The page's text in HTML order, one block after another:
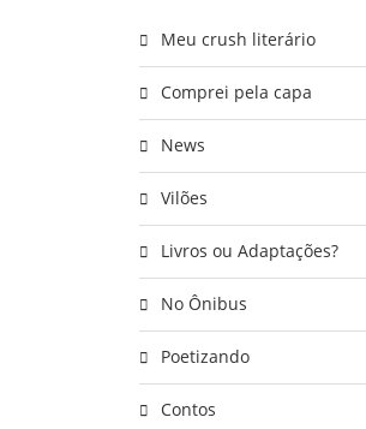
Meu crush literário
Comprei pela capa
News
Vilões
Livros ou Adaptações?
No Ônibus
Poetizando
Contos